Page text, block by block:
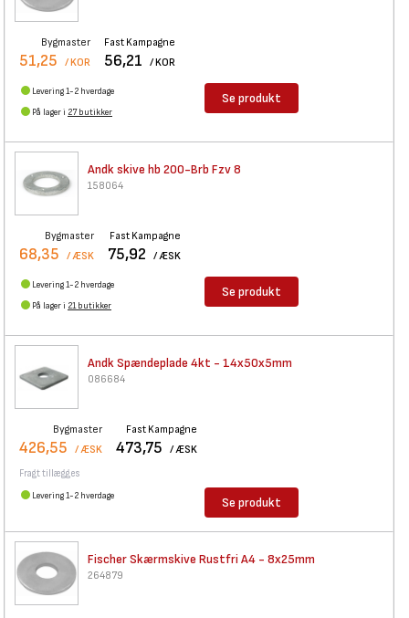
Bygmaster
51,25 / KOR
Fast Kampagne
56,21 / KOR
Levering 1-2 hverdage
På lager i 27 butikker
Se produkt
Andk skive hb 200-Brb Fzv 8
158064
Bygmaster
68,35 / ÆSK
Fast Kampagne
75,92 / ÆSK
Levering 1-2 hverdage
På lager i 21 butikker
Se produkt
Andk Spændeplade 4kt - 14x50x5mm
086684
Bygmaster
426,55 / ÆSK
Fast Kampagne
473,75 / ÆSK
Fragt tillægges
Levering 1-2 hverdage Se produkt
Fischer Skærmskive Rustfri A4 - 8x25mm
264879